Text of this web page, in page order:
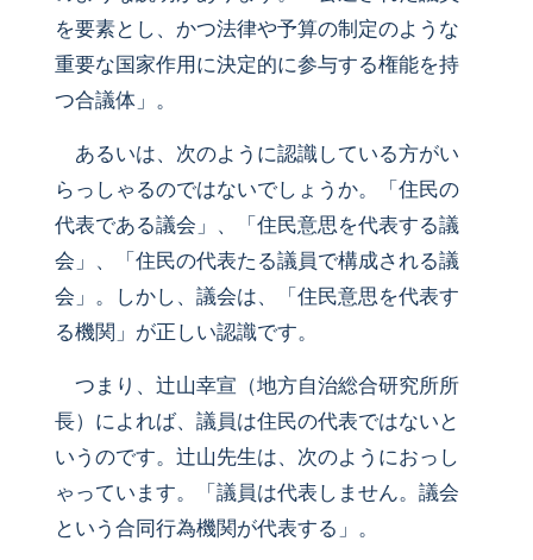
を要素とし、かつ法律や予算の制定のような
重要な国家作用に決定的に参与する権能を持
つ合議体」。
あるいは、次のように認識している方がい
らっしゃるのではないでしょうか。「住民の
代表である議会」、「住民意思を代表する議
会」、「住民の代表たる議員で構成される議
会」。しかし、議会は、「住民意思を代表す
る機関」が正しい認識です。
つまり、辻山幸宣（地方自治総合研究所所
長）によれば、議員は住民の代表ではないと
いうのです。辻山先生は、次のようにおっし
ゃっています。「議員は代表しません。議会
という合同行為機関が代表する」。